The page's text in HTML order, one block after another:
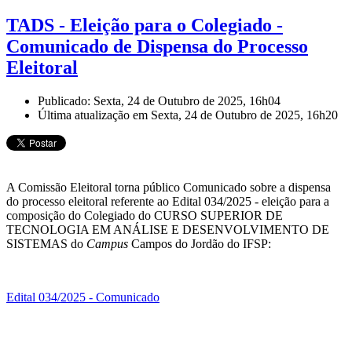
TADS - Eleição para o Colegiado -
Comunicado de Dispensa do Processo
Eleitoral
Publicado: Sexta, 24 de Outubro de 2025, 16h04
Última atualização em Sexta, 24 de Outubro de 2025, 16h20
A Comissão Eleitoral torna público Comunicado sobre a dispensa
do processo eleitoral referente ao Edital 034/2025 - eleição para a
composição do Colegiado do CURSO SUPERIOR DE
TECNOLOGIA EM ANÁLISE E DESENVOLVIMENTO DE
SISTEMAS do Campus Campos do Jordão do IFSP:
Edital 034/2025 - Comunicado